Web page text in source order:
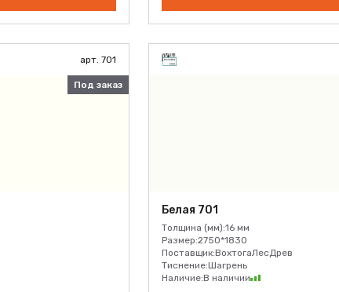
арт. 701
Под заказ
Белая 701
Толщина (мм):16 мм
Размер:2750*1830
Поставщик:ВохтогаЛесДрев
Тиснение:Шагрень
Наличие:В наличии